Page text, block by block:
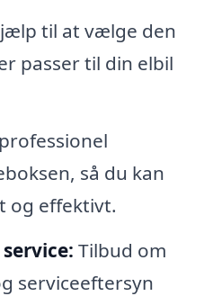
til at vælge den
passer til din elbil
så du kan
og effektivt.
Tilbud om
serviceeftersyn